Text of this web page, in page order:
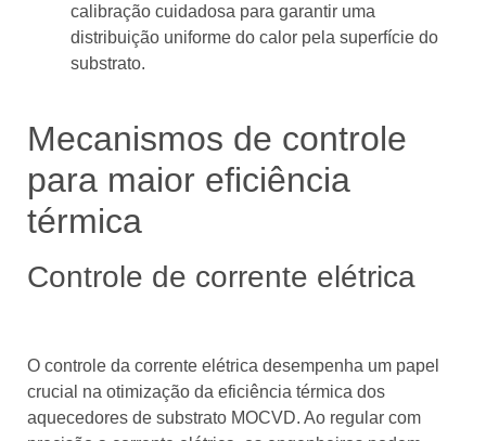
calibração cuidadosa para garantir uma
distribuição uniforme do calor pela superfície do
substrato.
Mecanismos de controle
para maior eficiência
térmica
Controle de corrente elétrica
O controle da corrente elétrica desempenha um papel
crucial na otimização da eficiência térmica dos
aquecedores de substrato MOCVD. Ao regular com